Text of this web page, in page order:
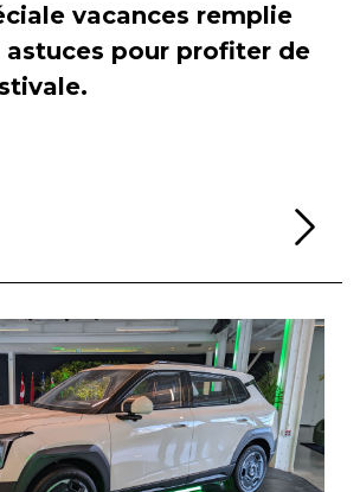
vacances remplie
astuces pour profiter de